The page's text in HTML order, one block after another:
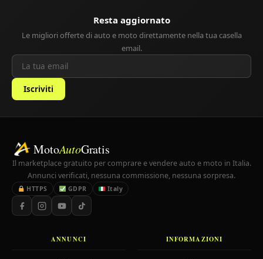
Resta aggiornato
Le migliori offerte di auto e moto direttamente nella tua casella
email.
Iscriviti
MotoAutoGratis
Il marketplace gratuito per comprare e vendere auto e moto in Italia.
Annunci verificati, nessuna commissione, nessuna sorpresa.
HTTPS GDPR Italy
ANNUNCI INFORMAZIONI